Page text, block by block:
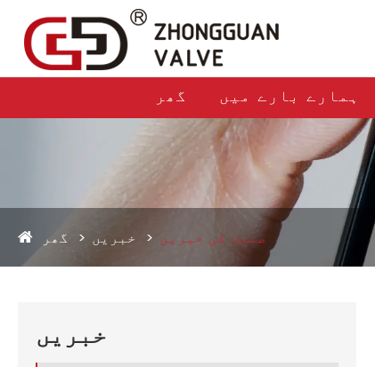
گھر ہمارے بارے میں
گھر خبریں صنعت کی خبریں
خبریں